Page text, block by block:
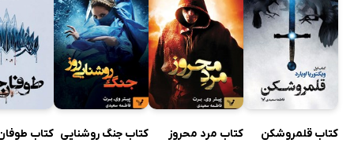
کتاب قلمروشکن
کتاب مرد محروز
کتاب جنگ روشنایی کتاب